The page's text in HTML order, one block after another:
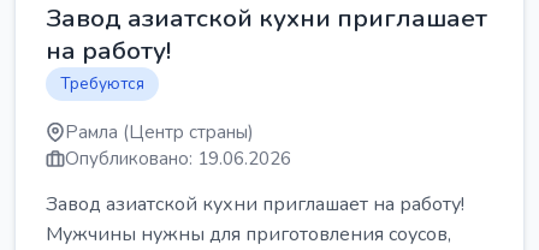
Завод азиатской кухни приглашает
на работу!
Требуются
Рамла (Центр страны)
Опубликовано: 19.06.2026
Завод азиатской кухни приглашает на работу!
Мужчины нужны для приготовления соусов,